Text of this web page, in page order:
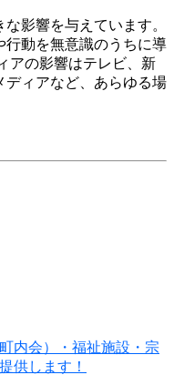
影響を与えています。
行動を無意識のうちに導
アの影響はテレビ、新
ディアなど、あらゆる場
内会）・福祉施設・宗
供します！